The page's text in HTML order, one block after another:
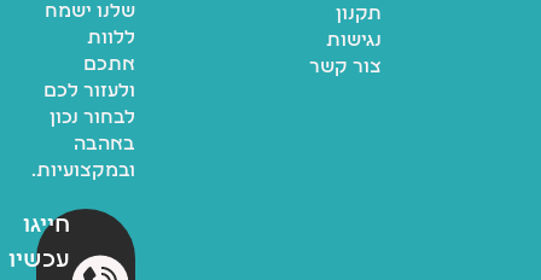
תקנון
נגישות
צור קשר
שלנו ישמח
ללוות
אתכם
ולעזור לכם
לבחור נכון
באהבה
ובמקצועיות.
חייגו
עכשיו